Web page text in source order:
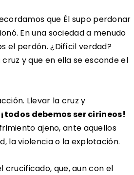
que Él supo perdonar
En una sociedad a menudo
el perdón. ¿Difícil verdad?
y que en ella se esconde el
Llevar la cruz y
¡todos debemos ser cirineos!
ajeno, ante aquellos
la violencia o la explotación.
crucificado, que, aun con el